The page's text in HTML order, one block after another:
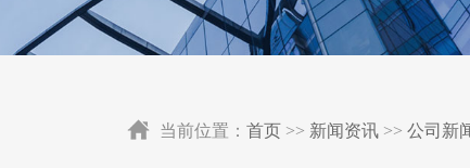
当前位置： 首页 >> 新闻资讯 >> 公司新